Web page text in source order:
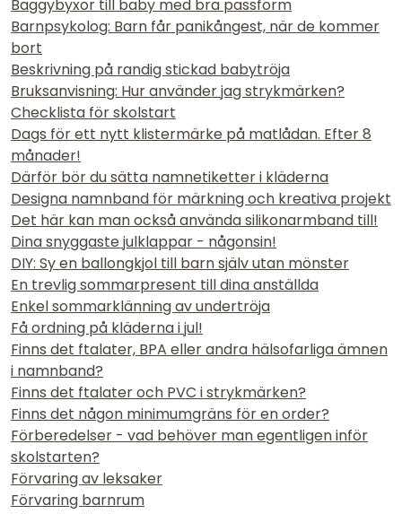
Baggybyxor till baby med bra passform
Barnpsykolog: Barn får panikångest, när de kommer
bort
Beskrivning på randig stickad babytröja
Bruksanvisning: Hur använder jag strykmärken?
Checklista för skolstart
Dags för ett nytt klistermärke på matlådan. Efter 8
månader!
Därför bör du sätta namnetiketter i kläderna
Designa namnband för märkning och kreativa projekt
Det här kan man också använda silikonarmband till!
Dina snyggaste julklappar - någonsin!
DIY: Sy en ballongkjol till barn själv utan mönster
En trevlig sommarpresent till dina anställda
Enkel sommarklänning av undertröja
Få ordning på kläderna i jul!
Finns det ftalater, BPA eller andra hälsofarliga ämnen
i namnband?
Finns det ftalater och PVC i strykmärken?
Finns det någon minimumgräns för en order?
Förberedelser - vad behöver man egentligen inför
skolstarten?
Förvaring av leksaker
Förvaring barnrum